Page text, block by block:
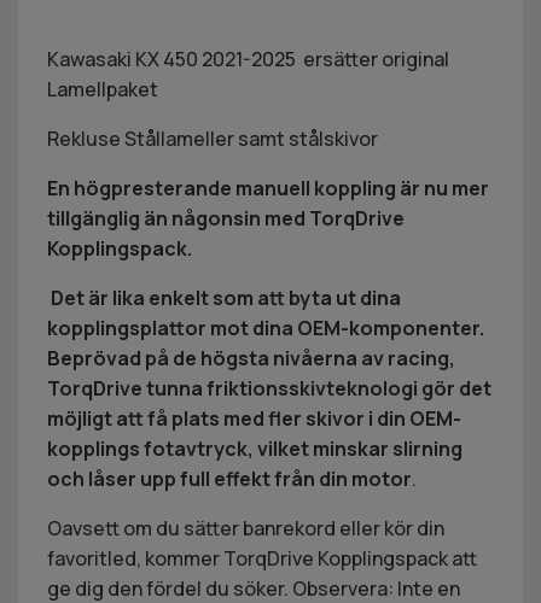
Kawasaki KX 450 2021-2025 ersätter original
Lamellpaket
Rekluse Stållameller samt stålskivor
En högpresterande manuell koppling är nu mer
tillgänglig än någonsin med TorqDrive
Kopplingspack.
Det är lika enkelt som att byta ut dina
kopplingsplattor mot dina OEM-komponenter.
Beprövad på de högsta nivåerna av racing,
TorqDrive tunna friktionsskivteknologi gör det
möjligt att få plats med fler skivor i din OEM-
kopplings fotavtryck, vilket minskar slirning
och låser upp full effekt från din motor.
Oavsett om du sätter banrekord eller kör din
favoritled, kommer TorqDrive Kopplingspack att
ge dig den fördel du söker. Observera: Inte en